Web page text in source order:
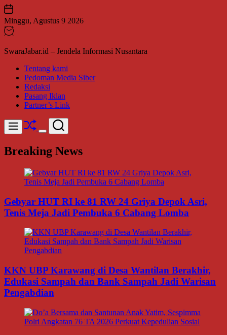
Skip
to
content
Minggu, Agustus 9 2026
SwaraJabar.id – Jendela Informasi Nusantara
Tentang kami
Pedoman Media Siber
Redaksi
Pasang Iklan
Partner’s Link
Menu Shuffle
Switch
mode
Search
Breaking News
Gebyar HUT RI ke 81 RW 24 Griya Depok Asri,
Tenis Meja Jadi Pembuka 6 Cabang Lomba
KKN UBP Karawang di Desa Wantilan Berakhir,
Edukasi Sampah dan Bank Sampah Jadi Warisan
Pengabdian